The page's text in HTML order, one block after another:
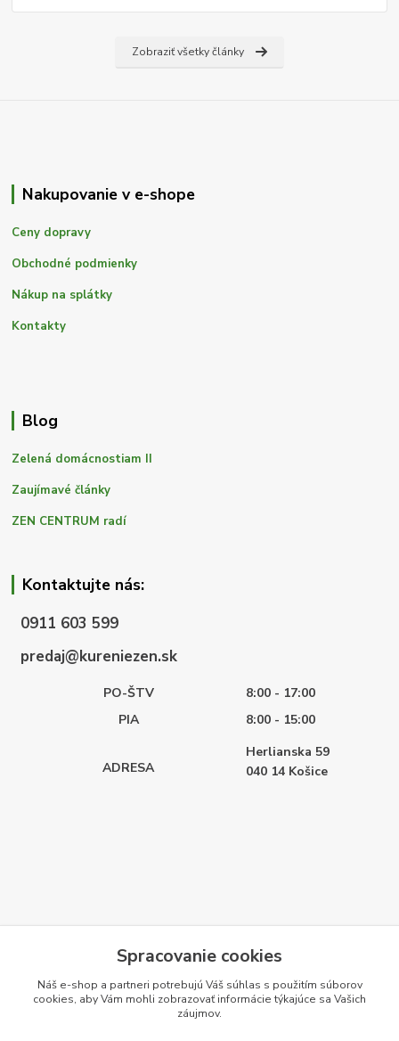
Zobraziť všetky články
Nakupovanie v e-shope
Ceny dopravy
Obchodné podmienky
Nákup na splátky
Kontakty
Blog
Zelená domácnostiam II
Zaujímavé články
ZEN CENTRUM radí
Kontaktujte nás:
0911 603 599
predaj@kureniezen.sk
PO-ŠTV
8:00 - 17:00
PIA
8:00 - 15:00
ADRESA
Herlianska 59
040 14 Košice
Spracovanie cookies
Náš e-shop a partneri potrebujú Váš súhlas s použitím súborov
cookies, aby Vám mohli zobrazovať informácie týkajúce sa Vašich
záujmov.